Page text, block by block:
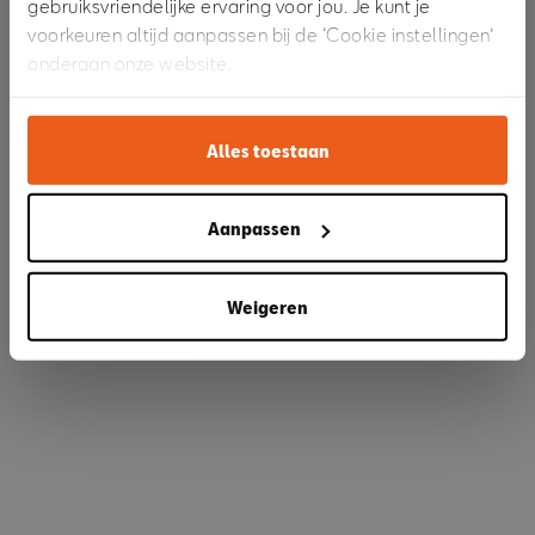
gebruiksvriendelijke ervaring voor jou. Je kunt je
voorkeuren altijd aanpassen bij de ‘Cookie instellingen’
onderaan onze website.
Alles toestaan
Aanpassen
Weigeren